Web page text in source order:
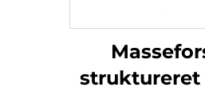
struktureret